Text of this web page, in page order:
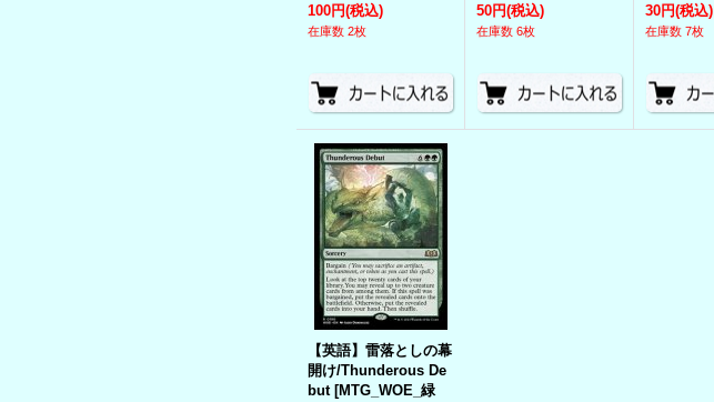
100円(税込)
在庫数 2枚
50円(税込)
在庫数 6枚
30円(税込)
在庫数 7枚
【英語】雷落としの幕
開け/Thunderous De
but [MTG_WOE_緑